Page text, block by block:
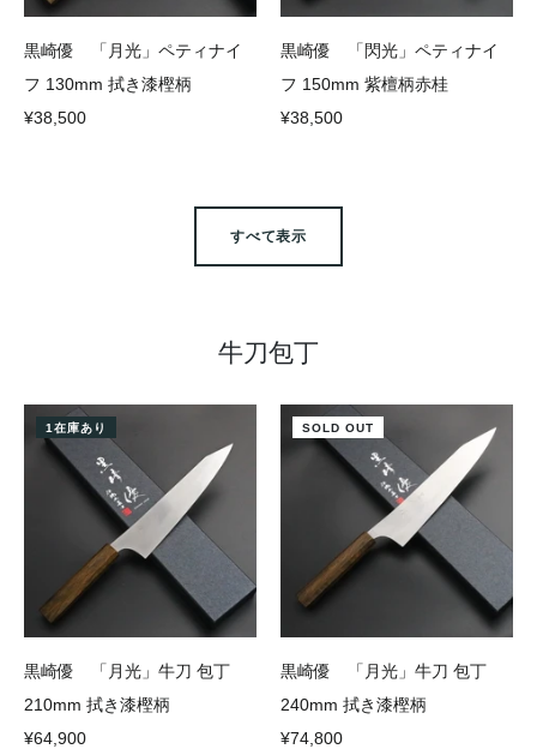
黒崎優 「月光」ペティナイ
フ 130mm 拭き漆樫柄
¥38,500
黒崎優 「閃光」ペティナイ
フ 150mm 紫檀柄赤桂
¥38,500
すべて表示
牛刀包丁
1在庫あり
黒崎優 「月光」牛刀 包丁
210mm 拭き漆樫柄
¥64,900
SOLD OUT
黒崎優 「月光」牛刀 包丁
240mm 拭き漆樫柄
¥74,800